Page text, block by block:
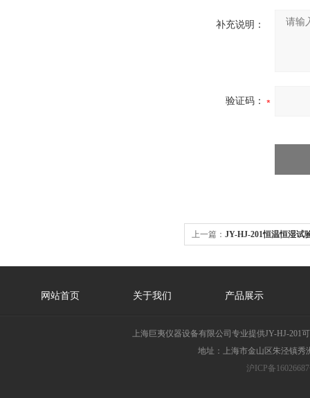
补充说明：
验证码：
上一篇： JY-HJ-201恒温恒湿试
网站首页 关于我们 产品展示
上海巨夷仪器设备有限公司专业提供JY-HJ-
地址：上海市金山区朱泾镇秀
沪ICP备